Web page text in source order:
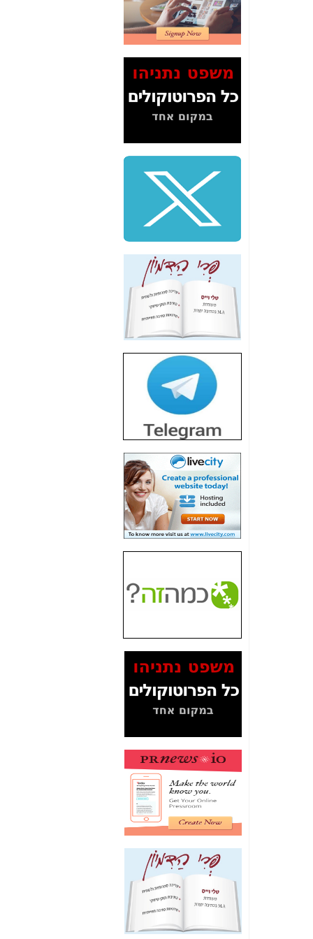
2" על תעלולי השר
משה כחלון -כאן
המשך חשיפת הבלוף
ששמו "מהפיכת
הסלולר" ואיך מסרסים
כאן
סיכום ביקור בסיליקון
שלמה פילבר (עד
לאחרונה מנכ"ל משרד
התקשורת) - עד
מדינה? הצחקתם
"יש אפליה בחקירה"?
חשיפה: למה השר
משה כחלון לא נחקר
עד היום? -
כאן
הדומה לזו של "תיק
4000" אך בתחום
הסלולר -
חשיפת מה שלא
רוצים שתדעו בעניין
פריסת אנלימיטד
(בניחוח בלתי נסבל) -
כאן
חשיפה: איוב קרא
אישר לקבוצת סלקום
בדיוק מה שביבי אישר
כאן
האם השר איוב קרא
היה צריך בכלל לחתום
על האישור, שנתן
האם ביבי וקרא קבלו
בכלל תמורה עבור
המסמכים בנושא בזק-
Yes (תיק 4000)
לאיש הלא נכון! -כאן
עובדות ומסמכים
האם ביבי כשר
תקשורת עזר לקב'
בזק? -כאן
מה מקור ה-Fake
News שהביא לתפירת
תיק לביבי והעלמת
החשודים הנכונים -כאן
אחת הרגליים של "תיק
4000 התפור"
התמוטטה היום
בניצחון (כפול) של בזק
-
כאן
איך כתבות מפנקות